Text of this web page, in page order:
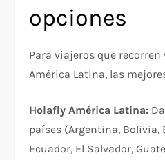
opciones
Para viajeros que recorren
América Latina, las
Holafly América Latina:
países (Argentina, Bolivia,
Ecuador, El Salvador,